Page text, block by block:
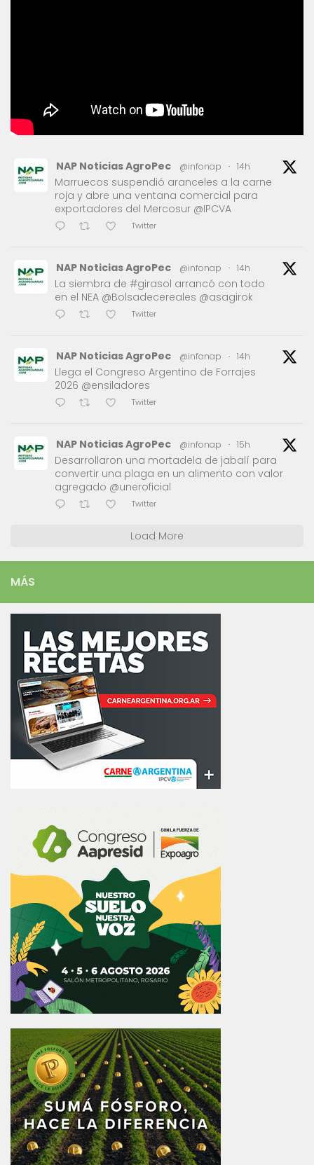
NAP Noticias AgroPec @infonap · 14h
Marruecos suspendió aranceles a la carne
roja y abre una ventana comercial para
exportadores del Mercosur @IPCVA
Twitter
NAP Noticias AgroPec @infonap · 14h
La siembra de #girasol arrancó con todo
en el NEA @Bolsadecereales @asagirok
Twitter
NAP Noticias AgroPec @infonap · 14h
Llega el Congreso Argentino de Forrajes
2026 @ensiladores
Twitter
NAP Noticias AgroPec @infonap · 15h
Desarrollaron una mortadela de jabalí para
convertir una plaga en un alimento con valor
agregado @uneroficial
Twitter
Load More
MÁS